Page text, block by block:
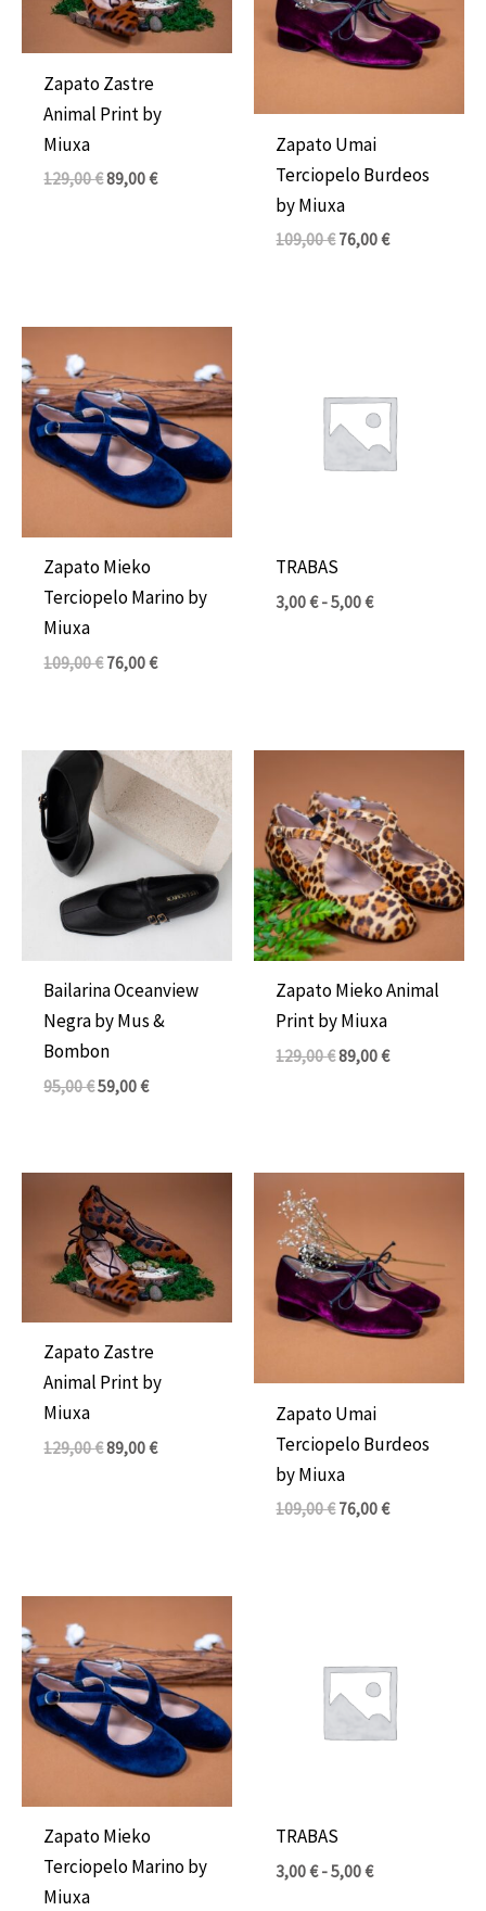
Zapato Zastre
Animal Print by
Miuxa
129,00€89,00€
Zapato Umai
Terciopelo Burdeos
by Miuxa
109,00€76,00€
Zapato Mieko
Terciopelo Marino by
Miuxa
109,00€
original
era:
109,00 €.
76,00€
actual
es:
76,00 €.
TRABAS
3,00€-5,00€
desde
3,00 €
hasta
5,00 €
Bailarina Oceanview
Negra by Mus &
Bombon
95,00€
El
precio
original
era:
95,00 €.
59,00€
El
precio
actual
es:
59,00 €.
Zapato Mieko Animal
Print by Miuxa
129,00€
original
era:
129,00 €.
89,00€
es:
89,00 €.
Zapato Zastre
Animal Print by
Miuxa
129,00€
precio
original
era:
129,00 €.
89,00€
es:
89,00 €.
Zapato Umai
Terciopelo Burdeos
by Miuxa
109,00€
era:
109,00 €.
76,00€
es:
76,00 €.
Zapato Mieko
Terciopelo Marino by
Miuxa
original
era:
109,00 €.
actual
es:
76,00 €.
TRABAS
3,00€-5,00€
desde
3,00 €
hasta
5,00 €